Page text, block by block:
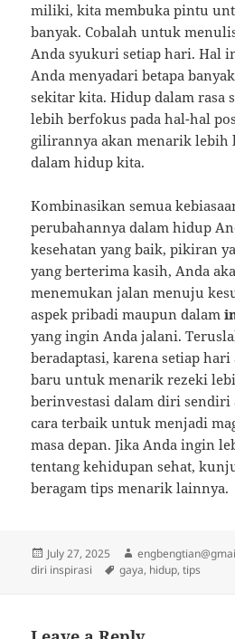
miliki, kita membuka pintu
banyak. Cobalah untuk
Anda syukuri setiap hari. Hal
Anda menyadari betapa
sekitar kita. Hidup dalam rasa
lebih berfokus pada hal-hal
gilirannya akan menarik lebih
dalam hidup kita.
Kombinasikan semua
perubahannya dalam hidup
kesehatan yang baik, pikiran
yang berterima kasih, Anda
menemukan jalan menuju
aspek pribadi maupun dalam
yang ingin Anda jalani.
beradaptasi, karena setiap hari
baru untuk menarik rezeki
berinvestasi dalam diri sendiri
cara terbaik untuk menjadi
masa depan. Jika Anda ingin
tentang kehidupan sehat,
beragam tips menarik lainnya.
Posted
on
July 27, 2025 Author
diri inspirasi
Tags
gaya, hidup,tips